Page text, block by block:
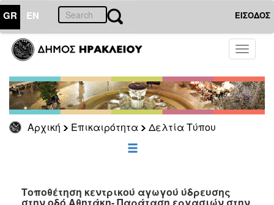
GR EN ΕΙΣΟΔΟΣ
Toggle
Αρχική Επικαιρότητα Δελτία Τύπου
ΕΠΙΚΑΙΡΟΤΗΤΑ
Τύπου
Αρχείο
ΕΠΙΣΚΕΠΤΗΣ
Τοποθέτηση κεντρικού αγωγού ύδρευσης
στην οδό Αθητάκη- Παράταση εργασιών στην